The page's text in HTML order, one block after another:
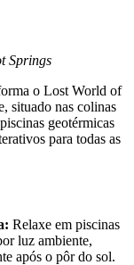
Springs
o Lost World of
situado nas colinas
geotérmicas
para todas as
Relaxe em piscinas
luz ambiente,
após o pôr do sol.